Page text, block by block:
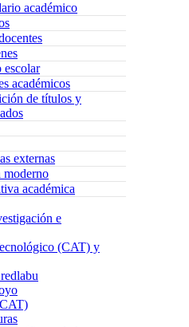
académico
escolar
académicos
de títulos y
externas
moderno
académica
e
(CAT) y